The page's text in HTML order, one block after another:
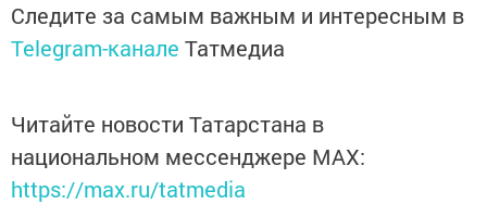
Следите за самым важным и интересным в
Telegram-канале Татмедиа
Читайте новости Татарстана в
национальном мессенджере MАХ:
https://max.ru/tatmedia